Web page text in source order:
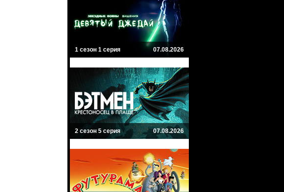
1 сезон 1 серия 07.08.2026
2 сезон 5 серия 07.08.2026